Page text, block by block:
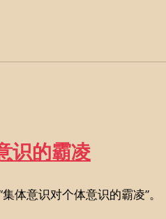
识的霸凌
体意识对个体意识的霸凌”。